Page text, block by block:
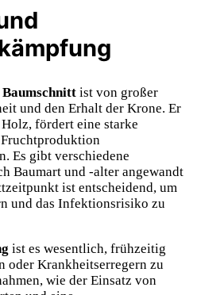
Baumschnitt ist von großer
und den Erhalt der Krone. Er
fördert eine starke
Es gibt verschiedene
Baumart und -alter angewandt
ist entscheidend, um
und das Infektionsrisiko zu
ist es wesentlich, frühzeitig
oder Krankheitserregern zu
wie der Einsatz von